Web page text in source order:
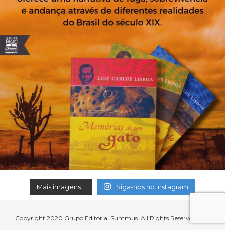
Mais imagens... Siga-nos no Instagram
Copyright 2020 Grupo Editorial Summus. All Rights Reserved.